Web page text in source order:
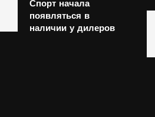
Спорт начала
появляться в
наличии у дилеров